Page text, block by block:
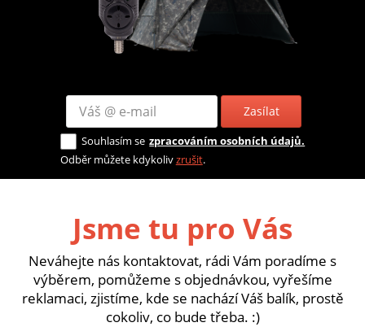
Zasílat
Souhlasím se zpracováním osobních údajů.
Odběr můžete kdykolivzrušit.
Jsme tu pro Vás
Neváhejte nás kontaktovat, rádi Vám poradíme s
výběrem, pomůžeme s objednávkou, vyřešíme
reklamaci, zjistíme, kde se nachází Váš balík, prostě
cokoliv, co bude třeba. :)